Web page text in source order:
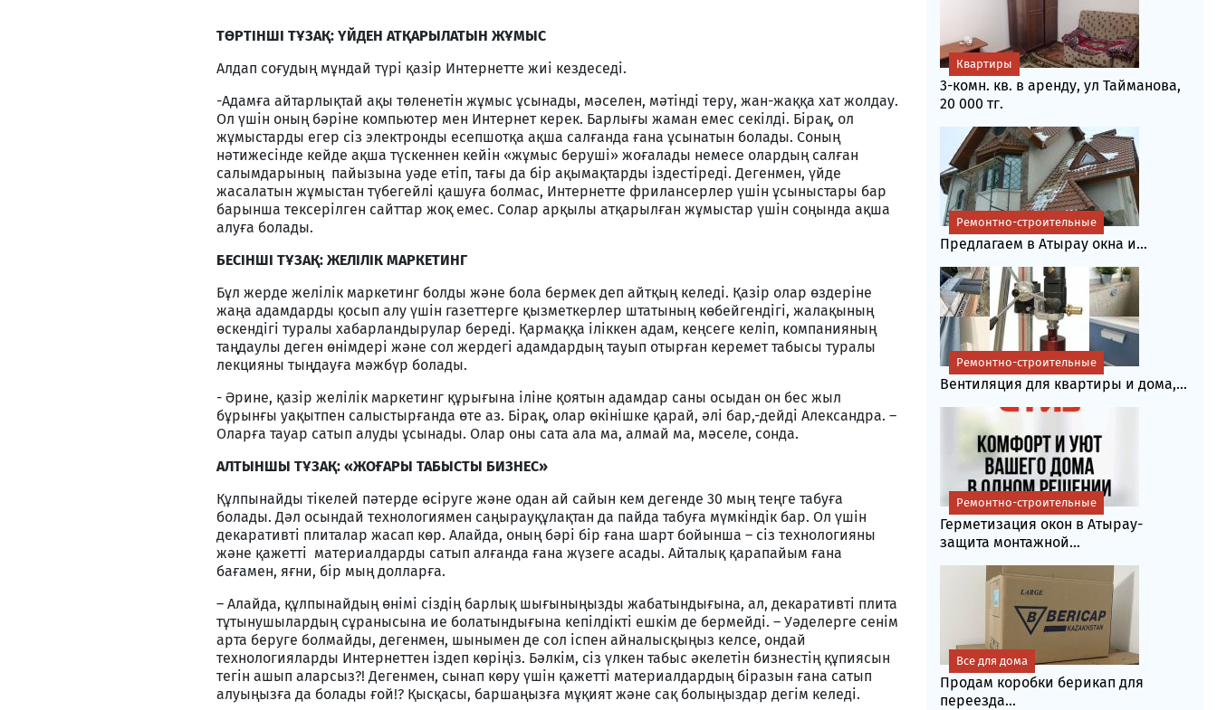
ТӨРТІНШІ ТҰЗАҚ: ҮЙДЕН АТҚАРЫЛАТЫН ЖҰМЫС
Алдап соғудың мұндай түрі қазір Интернетте жиі кездеседі.
-Адамға айтарлықтай ақы төленетін жұмыс ұсынады, мәселен, мәтінді теру, жан-жаққа хат жолдау.
Ол үшін оның бәріне компьютер мен Интернет керек. Барлығы жаман емес секілді. Бірақ, ол
жұмыстарды егер сіз электронды есепшотқа ақша салғанда ғана ұсынатын болады. Соның
нәтижесінде кейде ақша түскеннен кейін «жұмыс беруші» жоғалады немесе олардың салған
салымдарының пайызына уәде етіп, тағы да бір ақымақтарды іздестіреді. Дегенмен, үйде
жасалатын жұмыстан түбегейлі қашуға болмас, Интернетте фрилансерлер үшін ұсыныстары бар
барынша тексерілген сайттар жоқ емес. Солар арқылы атқарылған жұмыстар үшін соңында ақша
алуға болады.
БЕСІНШІ ТҰЗАҚ: ЖЕЛІЛІК МАРКЕТИНГ
Бұл жерде желілік маркетинг болды және бола бермек деп айтқың келеді. Қазір олар өздеріне
жаңа адамдарды қосып алу үшін газеттерге қызметкерлер штатының көбейгендігі, жалақының
өскендігі туралы хабарландырулар береді. Қармаққа іліккен адам, кеңсеге келіп, компанияның
таңдаулы деген өнімдері және сол жердегі адамдардың тауып отырған керемет табысы туралы
лекцияны тыңдауға мәжбүр болады.
- Әрине, қазір желілік маркетинг құрығына іліне қоятын адамдар саны осыдан он бес жыл
бұрынғы уақытпен салыстырғанда өте аз. Бірақ, олар өкінішке қарай, әлі бар,-дейді Александра. –
Оларға тауар сатып алуды ұсынады. Олар оны сата ала ма, алмай ма, мәселе, сонда.
АЛТЫНШЫ ТҰЗАҚ: «ЖОҒАРЫ ТАБЫСТЫ БИЗНЕС»
Құлпынайды тікелей пәтерде өсіруге және одан ай сайын кем дегенде 30 мың теңге табуға
болады. Дәл осындай технологиямен саңырауқұлақтан да пайда табуға мүмкіндік бар. Ол үшін
декаративті плиталар жасап көр. Алайда, оның бәрі бір ғана шарт бойынша – сіз технологияны
және қажетті материалдарды сатып алғанда ғана жүзеге асады. Айталық қарапайым ғана
бағамен, яғни, бір мың долларға.
– Алайда, құлпынайдың өнімі сіздің барлық шығыныңызды жабатындығына, ал, декаративті плита
тұтынушылардың сұранысына ие болатындығына кепілдікті ешкім де бермейді. – Уәделерге сенім
арта беруге болмайды, дегенмен, шынымен де сол іспен айналысқыңыз келсе, ондай
технологияларды Интернеттен іздеп көріңіз. Бәлкім, сіз үлкен табыс әкелетін бизнестің құпиясын
тегін ашып аларсыз?! Дегенмен, сынап көру үшін қажетті материалдардың біразын ғана сатып
алуыңызға да болады ғой!? Қысқасы, баршаңызға мұқият және сақ болыңыздар дегім келеді.
3-комн. кв. в аренду, ул Тайманова,
20 000 тг.
Квартиры
Предлагаем в Атырау окна и...
Ремонтно-строительные
Вентиляция для квартиры и дома,...
Ремонтно-строительные
Герметизация окон в Атырау-
защита монтажной...
Ремонтно-строительные
Продам коробки берикап для
переезда...
Все для дома